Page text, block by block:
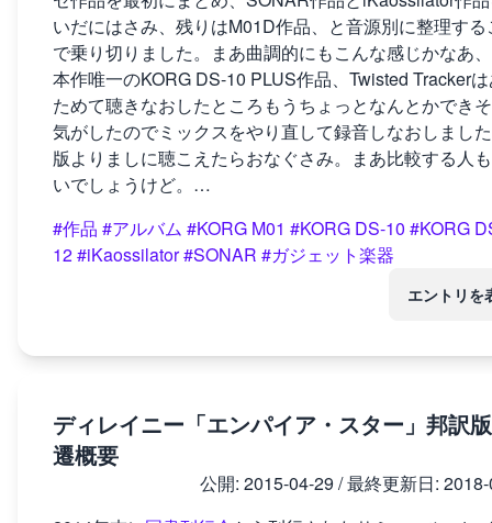
いだにはさみ、残りはM01D作品、と音源別に整理する
で乗り切りました。まあ曲調的にもこんな感じかなあ
本作唯一のKORG DS-10 PLUS作品、Twisted Tracker
ためて聴きなおしたところもうちょっとなんとかでき
気がしたのでミックスをやり直して録音しなおしまし
版よりましに聴こえたらおなぐさみ。まあ比較する人
いでしょうけど。…
#作品 #アルバム #KORG M01 #KORG DS-10 #KORG
12#iKaossilator#SONAR #ガジェット楽器
エントリを
ディレイニー「エンパイア・スター」邦訳
遷概要
公開: 2015-04-29 / 最終更新日: